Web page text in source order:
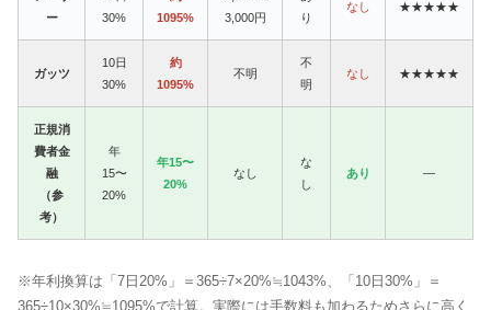
ー
30%
1095%
3,000円
り
なし ★★★★★
ガッツ
10日
30%
約
1095%
不明
不
明
なし ★★★★★
正規消
費者金
融
（参
考）
年
15〜
20%
年15〜
20%
なし
な
し
あり —
※年利換算は「7日20%」＝365÷7×20%≒1043%、「10日30%」＝
365÷10×30%≒1095%で計算。実際には手数料も加わるためさらに高く